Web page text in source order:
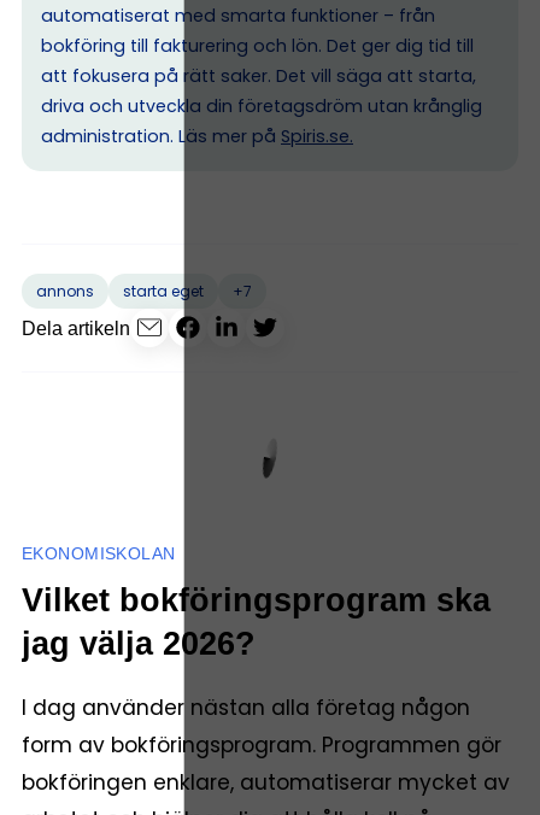
automatiserat med smarta funktioner – från
bokföring till fakturering och lön. Det ger dig tid till
att fokusera på rätt saker. Det vill säga att starta,
driva och utveckla din företagsdröm utan krånglig
administration. Läs mer på Spiris.se.
annons starta eget
+7
Dela artikeln
EKONOMISKOLAN
Vilket bokföringsprogram ska
jag välja 2026?
I dag använder nästan alla företag någon
form av bokföringsprogram. Programmen gör
bokföringen enklare, automatiserar mycket av